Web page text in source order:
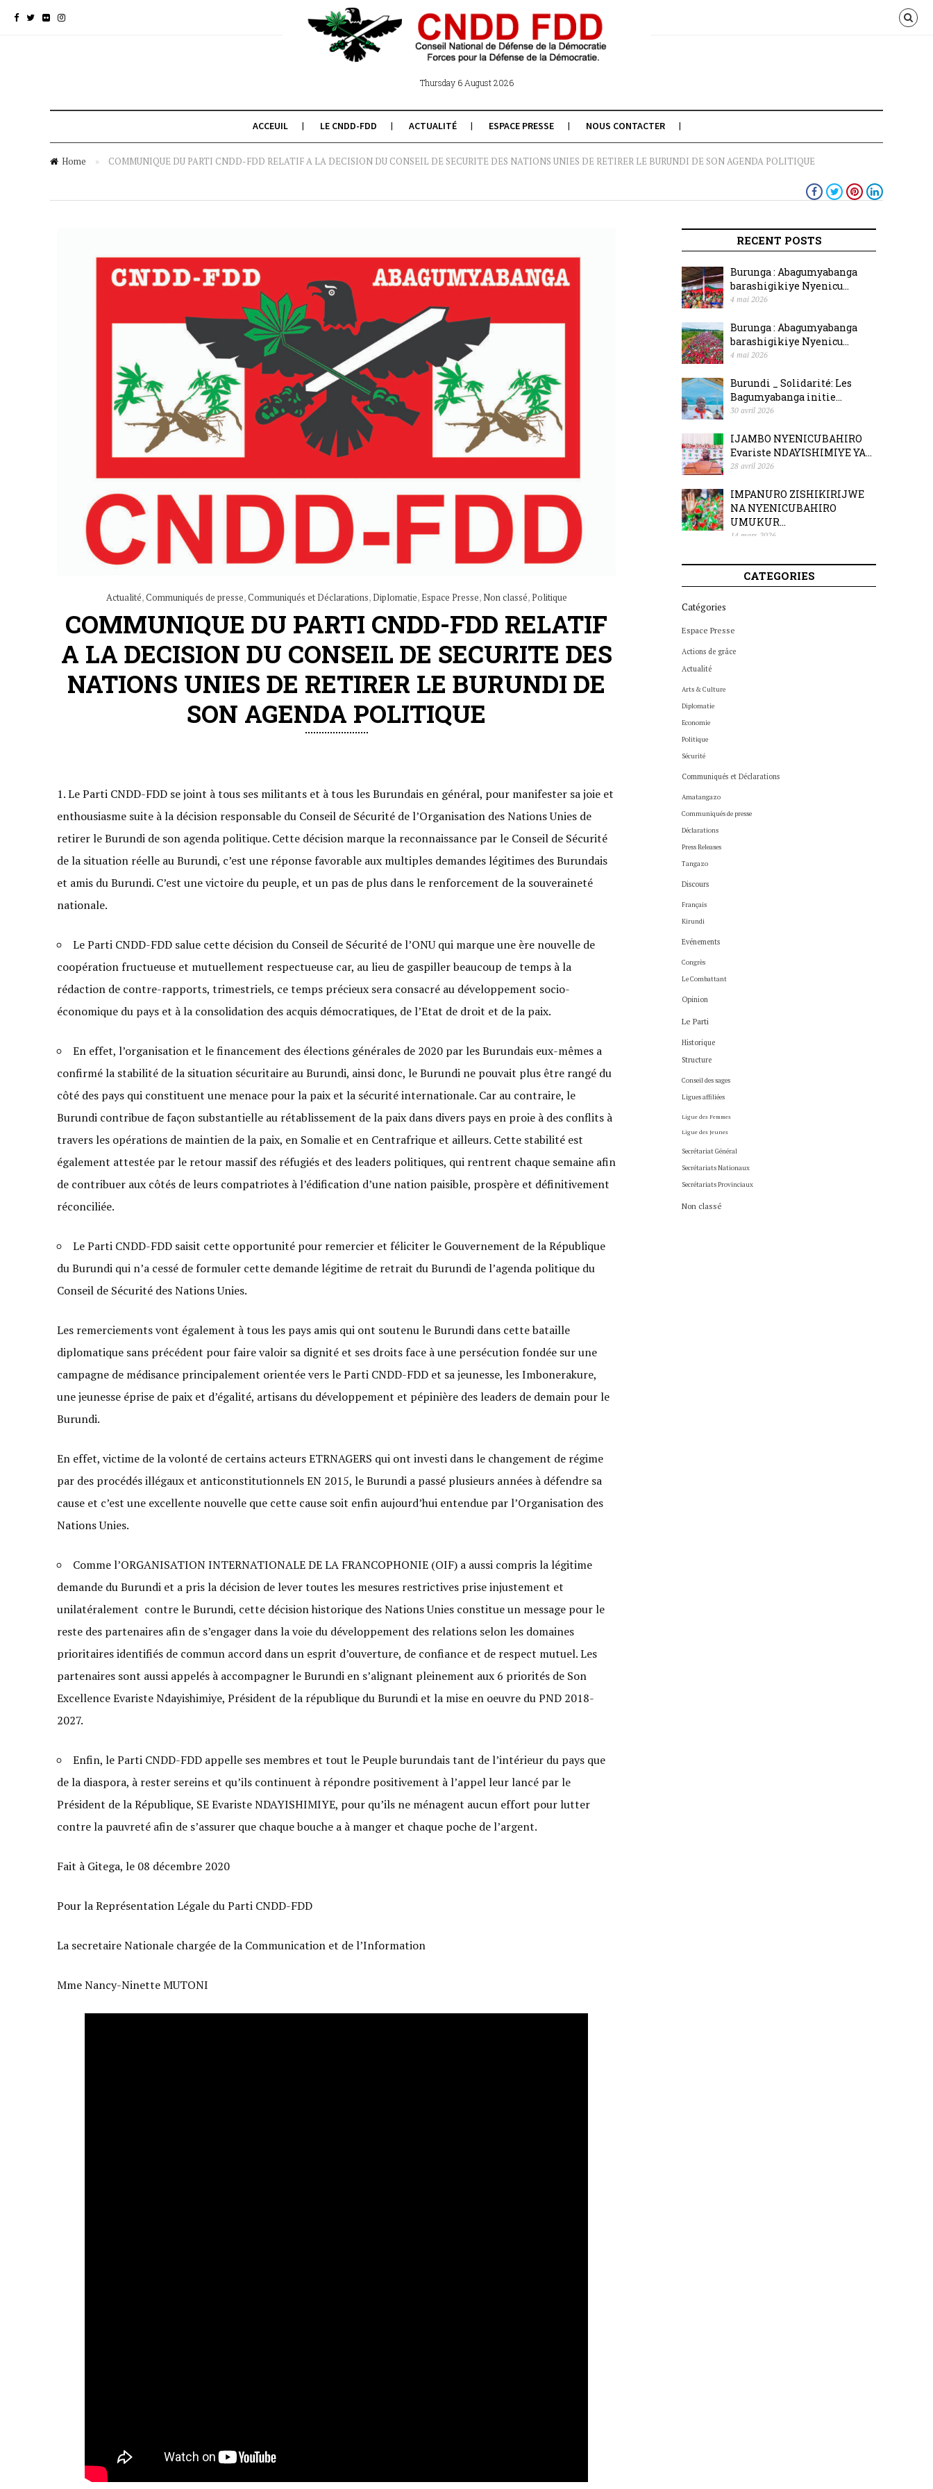
Thursday 6 August 2026
ACCEUIL LE CNDD-FDD ACTUALITÉ ESPACE PRESSE NOUS CONTACTER
Home » COMMUNIQUE DU PARTI CNDD-FDD RELATIF A LA DECISION DU CONSEIL DE SECURITE DES NATIONS UNIES DE RETIRER LE BURUNDI DE SON AGENDA POLITIQUE
Actualité,Communiqués de presse,Communiqués et Déclarations,Diplomatie,Espace Presse,Non classé,Politique
COMMUNIQUE DU PARTI CNDD-FDD RELATIF
A LA DECISION DU CONSEIL DE SECURITE DES
NATIONS UNIES DE RETIRER LE BURUNDI DE
SON AGENDA POLITIQUE
Le Parti CNDD-FDD se joint à tous ses militants et à tous les Burundais en général, pour manifester sa joie et
enthousiasme suite à la décision responsable du Conseil de Sécurité de l’Organisation des Nations Unies de
retirer le Burundi de son agenda politique. Cette décision marque la reconnaissance par le Conseil de Sécurité
de la situation réelle au Burundi, c’est une réponse favorable aux multiples demandes légitimes des Burundais
et amis du Burundi. C’est une victoire du peuple, et un pas de plus dans le renforcement de la souveraineté
nationale.
Le Parti CNDD-FDD salue cette décision du Conseil de Sécurité de l’ONU qui marque une ère nouvelle de
coopération fructueuse et mutuellement respectueuse car, au lieu de gaspiller beaucoup de temps à la
rédaction de contre-rapports, trimestriels, ce temps précieux sera consacré au développement socio-
économique du pays et à la consolidation des acquis démocratiques, de l’Etat de droit et de la paix.
En effet, l’organisation et le financement des élections générales de 2020 par les Burundais eux-mêmes a
confirmé la stabilité de la situation sécuritaire au Burundi, ainsi donc, le Burundi ne pouvait plus être rangé du
côté des pays qui constituent une menace pour la paix et la sécurité internationale. Car au contraire, le
Burundi contribue de façon substantielle au rétablissement de la paix dans divers pays en proie à des conflits à
travers les opérations de maintien de la paix, en Somalie et en Centrafrique et ailleurs. Cette stabilité est
également attestée par le retour massif des réfugiés et des leaders politiques, qui rentrent chaque semaine afin
de contribuer aux côtés de leurs compatriotes à l’édification d’une nation paisible, prospère et définitivement
réconciliée.
Le Parti CNDD-FDD saisit cette opportunité pour remercier et féliciter le Gouvernement de la République
du Burundi qui n’a cessé de formuler cette demande légitime de retrait du Burundi de l’agenda politique du
Conseil de Sécurité des Nations Unies.
Les remerciements vont également à tous les pays amis qui ont soutenu le Burundi dans cette bataille
diplomatique sans précédent pour faire valoir sa dignité et ses droits face à une persécution fondée sur une
campagne de médisance principalement orientée vers le Parti CNDD-FDD et sa jeunesse, les Imbonerakure,
une jeunesse éprise de paix et d’égalité, artisans du développement et pépinière des leaders de demain pour le
Burundi.
En effet, victime de la volonté de certains acteurs ETRNAGERS qui ont investi dans le changement de régime
par des procédés illégaux et anticonstitutionnels EN 2015, le Burundi a passé plusieurs années à défendre sa
cause et c’est une excellente nouvelle que cette cause soit enfin aujourd’hui entendue par l’Organisation des
Nations Unies.
Comme l’ORGANISATION INTERNATIONALE DE LA FRANCOPHONIE (OIF) a aussi compris la légitime
demande du Burundi et a pris la décision de lever toutes les mesures restrictives prise injustement et
unilatéralement contre le Burundi, cette décision historique des Nations Unies constitue un message pour le
reste des partenaires afin de s’engager dans la voie du développement des relations selon les domaines
prioritaires identifiés de commun accord dans un esprit d’ouverture, de confiance et de respect mutuel. Les
partenaires sont aussi appelés à accompagner le Burundi en s’alignant pleinement aux 6 priorités de Son
Excellence Evariste Ndayishimiye, Président de la république du Burundi et la mise en oeuvre du PND 2018-
2027.
Enfin, le Parti CNDD-FDD appelle ses membres et tout le Peuple burundais tant de l’intérieur du pays que
de la diaspora, à rester sereins et qu’ils continuent à répondre positivement à l’appel leur lancé par le
Président de la République, SE Evariste NDAYISHIMIYE, pour qu’ils ne ménagent aucun effort pour lutter
contre la pauvreté afin de s’assurer que chaque bouche a à manger et chaque poche de l’argent.
Fait à Gitega, le 08 décembre 2020
Pour la Représentation Légale du Parti CNDD-FDD
La secretaire Nationale chargée de la Communication et de l’Information
Mme Nancy-Ninette MUTONI
RECENT POSTS
Burunga : Abagumyabanga
barashigikiye Nyenicu...
4 mai 2026
Burunga : Abagumyabanga
barashigikiye Nyenicu...
4 mai 2026
Burundi _ Solidarité: Les
Bagumyabanga initie...
30 avril 2026
IJAMBO NYENICUBAHIRO
Evariste NDAYISHIMIYE YA...
28 avril 2026
IMPANURO ZISHIKIRIJWE
NA NYENICUBAHIRO
UMUKUR...
14 mars 2026
CATEGORIES
Catégories
Espace Presse
Actions de grâce
Actualité
Arts & Culture
Diplomatie
Economie
Politique
Sécurité
Communiqués et Déclarations
Amatangazo
Communiqués de presse
Déclarations
Press Releases
Tangazo
Discours
Français
Kirundi
Evénements
Congrès
Le Combattant
Opinion
Le Parti
Historique
Structure
Conseil des sages
Ligues affiliées
Ligue des Femmes
Ligue des Jeunes
Secrétariat Général
Secrétariats Nationaux
Secrétariats Provinciaux
Non classé